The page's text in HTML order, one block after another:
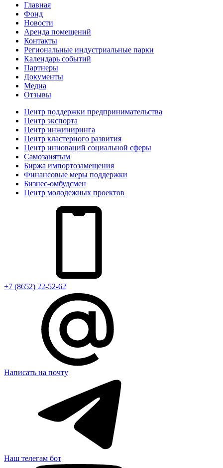
Главная
Фонд
Новости
Аренда помещений
Контакты
Региональные индустриальные парки
Календарь событий
Партнеры
Документы
Медиа
Отзывы
Центр поддержки предпринимательства
Центр экспорта
Центр инжиниринга
Центр кластерного развития
Центр инноваций социальной сферы
Cамозанятым
Биржа импортозамещения
Финансовые меры поддержки
Бизнес-омбудсмен
Центр молодежных проектов
+7 (8652) 22-52-62
Написать на почту
Наш телегам бот